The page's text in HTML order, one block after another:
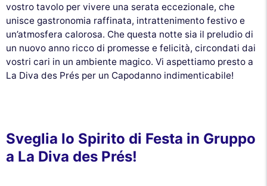
vostro tavolo per vivere una serata eccezionale, che
unisce gastronomia raffinata, intrattenimento festivo e
un’atmosfera calorosa. Che questa notte sia il preludio di
un nuovo anno ricco di promesse e felicità, circondati dai
vostri cari in un ambiente magico. Vi aspettiamo presto a
La Diva des Prés per un Capodanno indimenticabile!
Sveglia lo Spirito di Festa in Gruppo
a La Diva des Prés!